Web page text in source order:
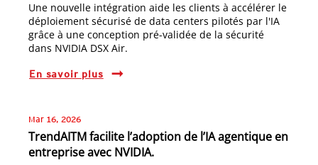
Une nouvelle intégration aide les clients à accélérer le
déploiement sécurisé de data centers pilotés par l'IA
grâce à une conception pré-validée de la sécurité
dans NVIDIA DSX Air.
En savoir plus
Mar 16, 2026
TrendAITM facilite l’adoption de l’IA agentique en
entreprise avec NVIDIA.